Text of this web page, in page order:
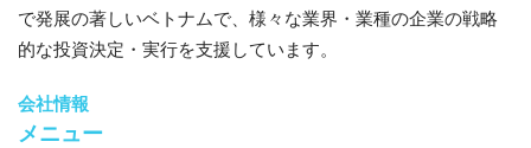
で発展の著しいベトナムで、様々な業界・業種の企業の戦略
的な投資決定・実行を支援しています。
会社情報
メニュー